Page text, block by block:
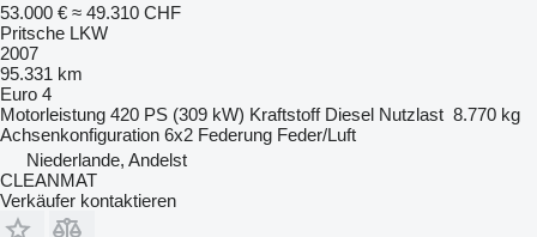
53.000 € ≈ 49.310 CHF
Pritsche LKW
2007
95.331 km
Euro 4
Motorleistung 420 PS (309 kW) Kraftstoff Diesel Nutzlast 8.770 kg
Achsenkonfiguration 6x2 Federung Feder/Luft
Niederlande, Andelst
CLEANMAT
Verkäufer kontaktieren